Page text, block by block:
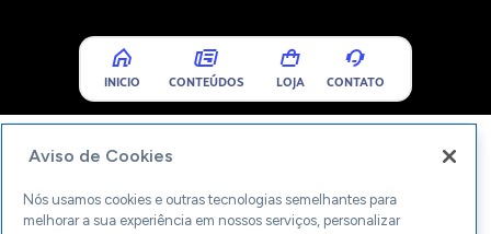
INICIO CONTEÚDOS LOJA CONTATO
Aviso de Cookies
Nós usamos cookies e outras tecnologias semelhantes para
melhorar a sua experiência em nossos serviços, personalizar